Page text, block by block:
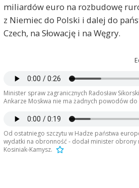
miliardów euro na rozbudowę
z Niemiec do Polski i dalej do
Czech, na Słowację i na Węgry.
Minister spraw zagranicznych Radosław
Ankarze Moskwa nie ma żadnych powodów do
Od ostatniego szczytu w Hadze państwa
wydatki na obronność - dodał minister obrony
Kosiniak-Kamysz.